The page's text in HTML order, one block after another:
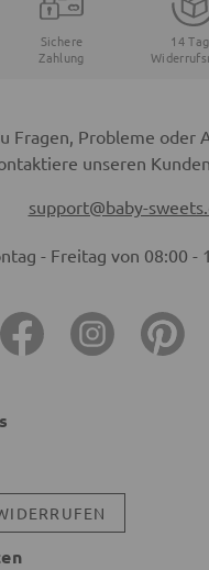
Sichere
Zahlung
14
Fragen, Probleme oder
unseren
support@baby-
- Freitag von 08:00 -